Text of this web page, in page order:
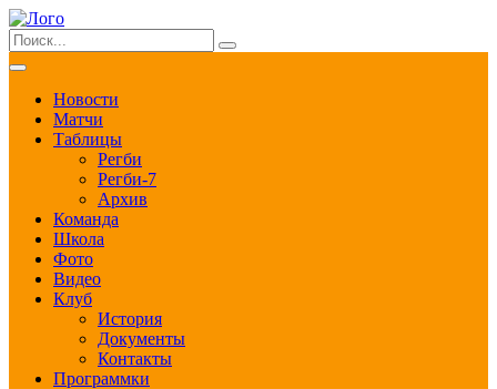
Новости
Матчи
Таблицы
Регби
Регби-7
Архив
Команда
Школа
Фото
Видео
Клуб
История
Документы
Контакты
Программки